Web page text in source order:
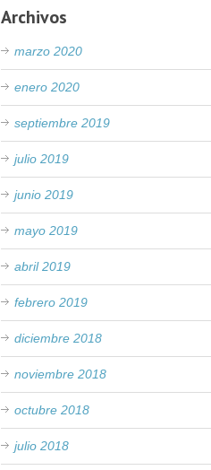
Archivos
marzo 2020
enero 2020
septiembre 2019
julio 2019
junio 2019
mayo 2019
abril 2019
febrero 2019
diciembre 2018
noviembre 2018
octubre 2018
julio 2018